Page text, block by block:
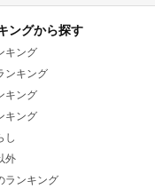
ングから探す
キング
ンキング
キング
キング
し
外
ランキング